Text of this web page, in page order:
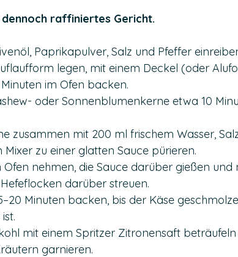
raffiniertes Gericht.
Paprikapulver, Salz und Pfeffer
legen, mit einem Deckel (oder
im Ofen backen.
oder Sonnenblumenkerne etwa 10
zusammen mit 200 ml frischem Wasser,
zu einer glatten Sauce pürieren.
nehmen, die Sauce darüber gießen und
darüber streuen.
Minuten backen, bis der Käse
mit einem Spritzer Zitronensaft
garnieren.